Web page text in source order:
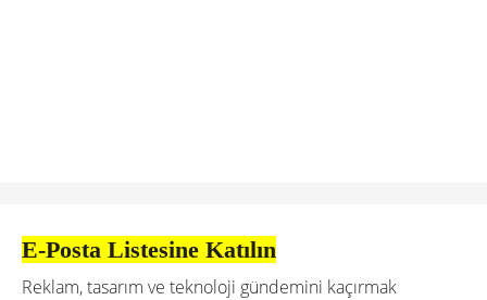
E-Posta Listesine Katılın
Reklam, tasarım ve teknoloji gündemini kaçırmak